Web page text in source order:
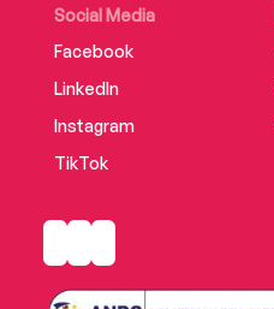
Social Media
Facebook
LinkedIn
Instagram
TikTok